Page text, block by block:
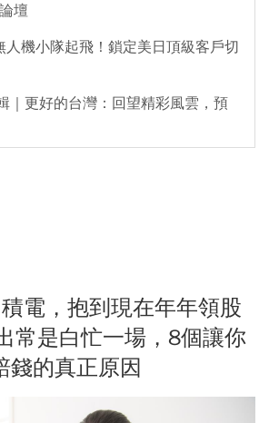
壇
人機小隊起飛！鎖定美日頂級客戶切
｜更好的台灣：回望精彩風雲，預
電，抱到現在年年領股
常是白忙一場，8個讓你
錢的真正原因